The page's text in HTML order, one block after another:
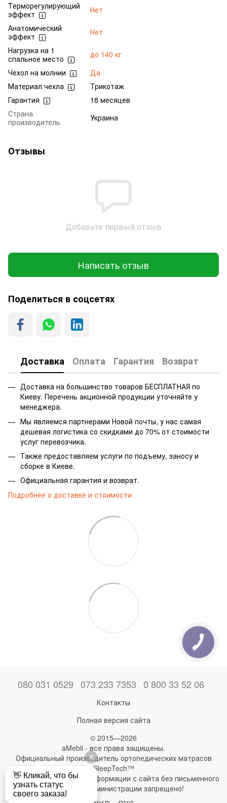
Терморегулирующий
эффект
Нет
Анатомический
эффект
Нет
Нагрузка на 1
спальное место
до 140 кг
Чехол на молнии
Да
Материал чехла
Трикотаж
Гарантия
18 месяцев
Страна
производитель
Украина
Отзывы
Добавьте первый отзыв
Написать отзыв
Поделиться в соцсетях
Доставка Оплата Гарантия Возврат
Доставка на большинство товаров БЕСПЛАТНАЯ по
Киеву. Перечень акционной продукции уточняйте у
менеджера.
Мы являемся партнерами Новой почты, у нас самая
дешевая логистика со скидками до 70% от стоимости
услуг перевозчика.
Также предоставляем услуги по подъему, заносу и
сборке в Киеве.
Официальная гарантия и возврат.
Подробнее о доставке и стоимости
080 031 0529 073 233 7353 0 800 33 52 06
Контакты
Полная версия сайта
© 2015—2026
aMebli - все права защищены.
Официальный производитель ортопедических матрасов
SleepTech™
Любое использование информации с сайта без письменного
разрешения администрации запрещено!
КНОПКА
ЗВ'ЯЗКУ